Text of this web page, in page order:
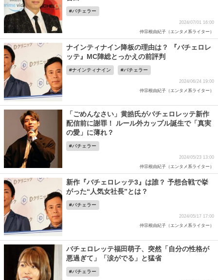
バチェラー
2024/07/01 16:00
仲宗根由紀子（エンタメ系ライター）
ナインティナイン降板の理由は？ 『バチェロレ
ッテ』MC陣総とっかえの前評判
ナインティナイン バチェラー
2024/06/24 19:00
仲宗根由紀子（エンタメ系ライター）
「ごめんなさい」黄皓氏がバチェロレッテ新作
配信前に謝罪！ ルール外カップル誕生で「真実
の愛」に薄れ？
バチェラー
2024/05/23 13:00
仲宗根由紀子（エンタメ系ライター）
新作『バチェロレッテ3』は誰？ 予想合戦で挙
がった“人気女社長”とは？
バチェラー
2024/05/17 17:00
仲宗根由紀子（エンタメ系ライター）
バチェロレッテ福田萌子、突然「自分の性格が
悪過ぎて」「涙がでる」と猛省
バチェラー